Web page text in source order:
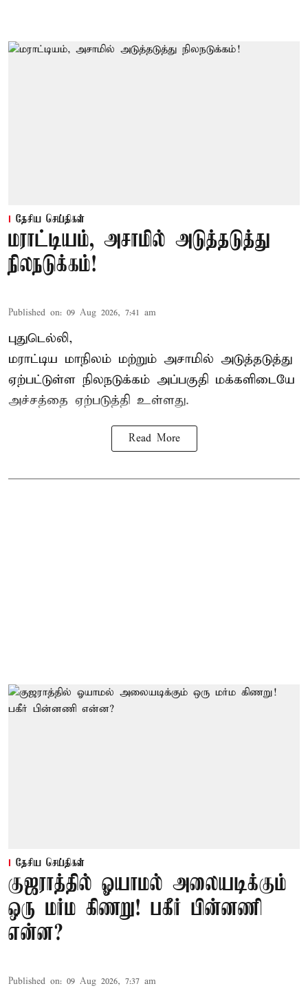
தேசிய செய்திகள்
மராட்டியம், அசாமில் அடுத்தடுத்து
நிலநடுக்கம்!
Published on: 09 Aug 2026, 7:41 am
புதுடெல்லி,
மராட்டிய மாநிலம் மற்றும் அசாமில் அடுத்தடுத்து
ஏற்பட்டுள்ள நிலநடுக்கம் அப்பகுதி மக்களிடையே
அச்சத்தை ஏற்படுத்தி உள்ளது.
Read More
தேசிய செய்திகள்
குஜராத்தில் ஓயாமல் அலையடிக்கும்
ஒரு மர்ம கிணறு! பகீர் பின்னணி
என்ன?
Published on: 09 Aug 2026, 7:37 am